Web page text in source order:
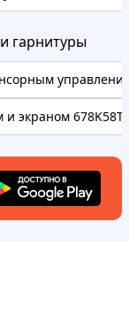
гарнитуры
экраном